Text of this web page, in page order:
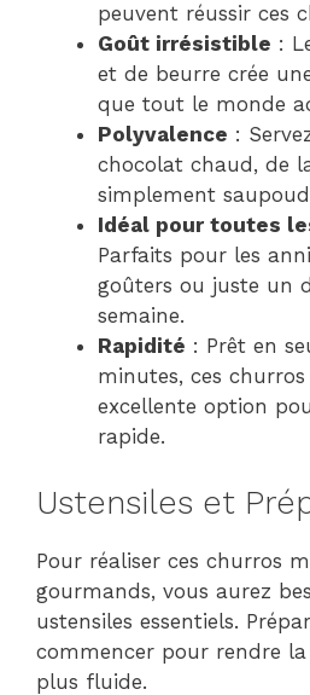
peuvent réussir ces
Goût irrésistible :
et de beurre crée
que tout le monde
Polyvalence :
chocolat chaud, de
simplement
Idéal pour toutes
Parfaits pour les
goûters ou juste un
semaine.
Rapidité : Prêt en
minutes, ces
excellente option
rapide.
Ustensiles et
Pour réaliser ces churros
gourmands, vous aurez
ustensiles essentiels.
commencer pour rendre
plus fluide.